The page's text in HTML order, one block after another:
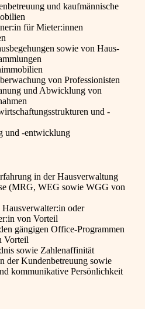
und kaufmännische
für Mieter:innen
sowie von Haus-
von Professionisten
und Abwicklung von
und -
und -entwicklung
in der Hausverwaltung
(MRG, WEG sowie WGG von
oder
von Vorteil
gängigen Office-Programmen
Vorteil
sowie Zahlenaffinität
der Kundenbetreuung sowie
kommunikative Persönlichkeit